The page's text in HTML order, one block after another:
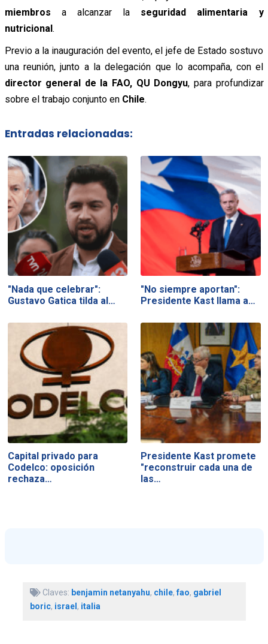
miembros a alcanzar la seguridad alimentaria y
nutricional.
Previo a la inauguración del evento, el jefe de Estado sostuvo
una reunión, junto a la delegación que lo acompaña, con el
director general de la FAO, QU Dongyu, para profundizar
sobre el trabajo conjunto en Chile.
Entradas relacionadas:
"Nada que celebrar":
Gustavo Gatica tilda al…
"No siempre aportan":
Presidente Kast llama a…
Capital privado para
Codelco: oposición
rechaza…
Presidente Kast promete
"reconstruir cada una de
las…
Claves: benjamin netanyahu, chile,fao, gabriel
boric, israel, italia